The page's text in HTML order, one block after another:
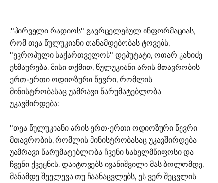
."პირველი რადიოს" გავრცელებულ ინფორმაციას,
რომ თეა წულუკიანი თანამდებობას ტოვებს,
"ევროპული საქართველოს" დეპუტატი, ოთარ კახიძე
ეხმაურება. მისი თქმით, წულუკიანი არის მთავრობის
ერთ-ერთი ოდიოზური წევრი, რომლის
მინისტრობასაც უამრავი წარუმატებლობა
უკავშირდება:
"თეა წულუკიანი არის ერთ-ერთი ოდიოზური წევრი
მთავრობის, რომლის მინისტრობასაც უკავშირდება
უამრავი წარუმატებლობა ჩვენი სახელმწიფოსი და
ჩვენი ქვეყნის. დაიტოვებს ივანიშვილი მას ბოლომდე,
მანამდე შეელევა თუ ჩაანაცვლებს, ეს ვერ შეცვლის